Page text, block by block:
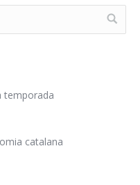
temporada
catalana